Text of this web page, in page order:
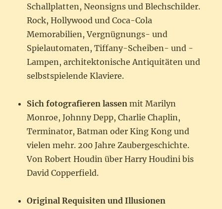
Schallplatten, Neonsigns und Blechschilder.
Rock, Hollywood und Coca-Cola
Memorabilien, Vergnügnungs- und
Spielautomaten, Tiffany-Scheiben- und -
Lampen, architektonische Antiquitäten und
selbstspielende Klaviere.
Sich fotografieren lassen mit Marilyn
Monroe, Johnny Depp, Charlie Chaplin,
Terminator, Batman oder King Kong und
vielen mehr. 200 Jahre Zaubergeschichte.
Von Robert Houdin über Harry Houdini bis
David Copperfield.
Original Requisiten und Illusionen